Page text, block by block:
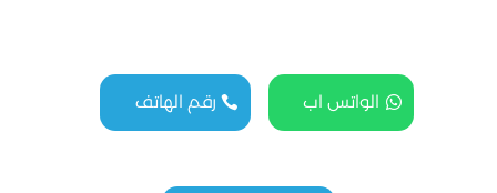
الواتس اب رقم الهاتف